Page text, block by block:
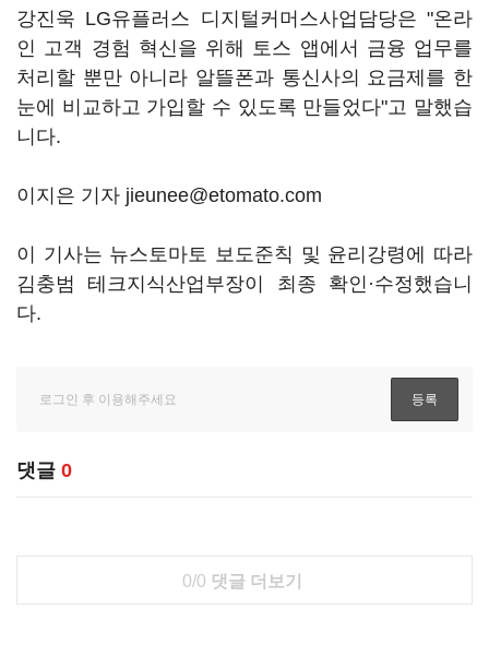
강진욱 LG유플러스 디지털커머스사업담당은 "온라
인 고객 경험 혁신을 위해 토스 앱에서 금융 업무를
처리할 뿐만 아니라 알뜰폰과 통신사의 요금제를 한
눈에 비교하고 가입할 수 있도록 만들었다"고 말했습
니다.
이지은 기자 jieunee@etomato.com
이 기사는 뉴스토마토 보도준칙 및 윤리강령에 따라
김충범 테크지식산업부장이 최종 확인·수정했습니
다.
댓글 0
0/0 댓글 더보기